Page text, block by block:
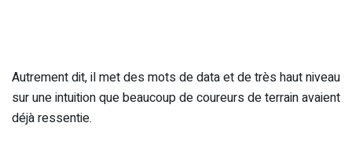
Autrement dit, il met des mots de data et de très haut niveau
sur une intuition que beaucoup de coureurs de terrain avaient
déjà ressentie.